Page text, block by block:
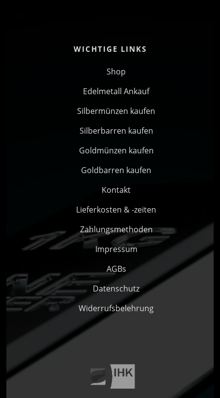
WICHTIGE LINKS
Shop
Edelmetall Ankauf
Silbermünzen kaufen
Silberbarren kaufen
Goldmünzen kaufen
Goldbarren kaufen
Kontakt
Lieferkosten & -zeiten
Zahlungsmethoden
Impressum
AGBs
Datenschutz
Widerrufsbelehrung